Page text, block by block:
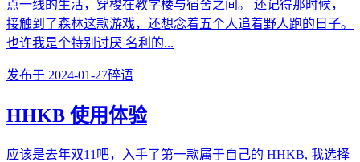
点一线的生活，穿梭在教学楼与宿舍之间。 还记得那时候，
接触到了森林这款游戏，还想念着五个人追着野人跑的日子。
也许我是个特别讨厌 名利的...
发布于 2024-01-27碎语
HHKB 使用体验
应该是去年双11吧，入手了第一款属于自己的 HHKB, 我选择